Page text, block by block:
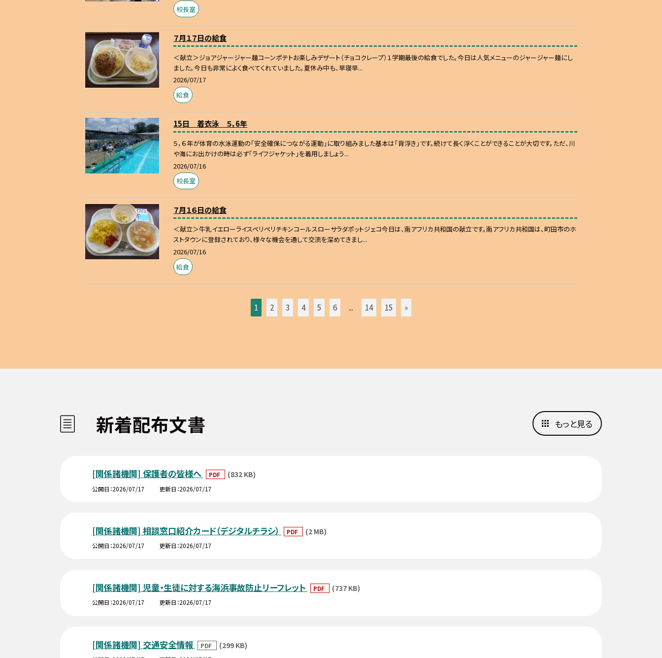
校長室
７月１７日の給食
＜献立＞ジョアジャージャー麺コーンポテトお楽しみデザート（チョコクレープ）１学期最後の給食でした。今日は人気メニューのジャージャー麺にし
ました。今日も非常によく食べてくれていました。夏休み中も、早寝早...
2026/07/17
給食
15日 着衣泳 ５，6年
５，６年が体育の水泳運動の「安全確保につながる運動」に取り組みました基本は「背浮き」です。続けて長く浮くことができることが大切です。ただ、川
や海にお出かけの時は必ず「ライフジャケット」を着用しましょう...
2026/07/16
校長室
７月１６日の給食
＜献立＞牛乳イエローライスペリペリチキンコールスローサラダポットジェコ今日は、南アフリカ共和国の献立です。南アフリカ共和国は、町田市のホ
ストタウンに登録されており、様々な機会を通して交流を深めてきまし...
2026/07/16
給食
1 2 3 4 5 6 ... 14 15 »
新着配布文書
[関係諸機関] 保護者の皆様へ PDF (832 KB)
公開日 2026/07/17 更新日 2026/07/17
[関係諸機関] 相談窓口紹介カード（デジタルチラシ） PDF (2 MB)
公開日 2026/07/17 更新日 2026/07/17
[関係諸機関] 児童・生徒に対する海浜事故防止リーフレット PDF (737 KB)
公開日 2026/07/17 更新日 2026/07/17
[関係諸機関] 交通安全情報 PDF (299 KB)
もっと見る